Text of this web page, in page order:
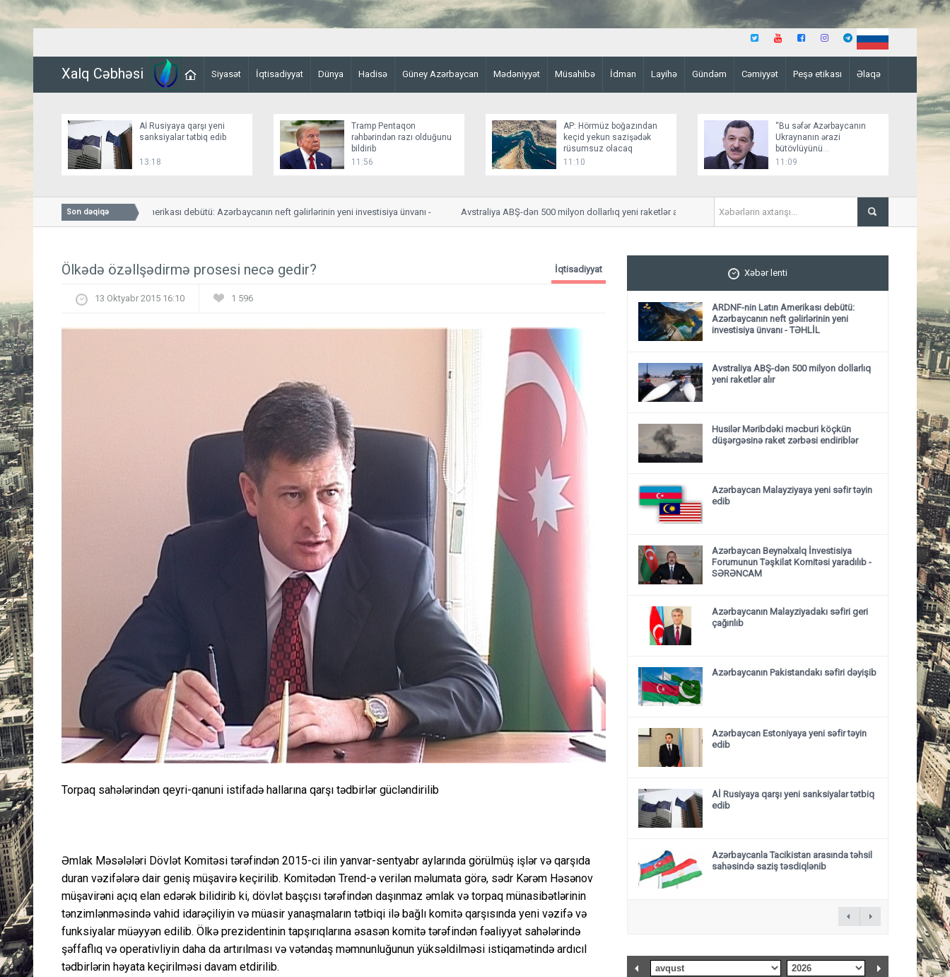
Xalq Cəbhəsi Siyasət İqtisadiyyat Dünya Hadisə Güney Azərbaycan Mədəniyyət Müsahibə İdman Layihə Gündəm Cəmiyyət Peşə etikası Əlaqə
Aİ Rusiyaya qarşı yeni
sanksiyalar tətbiq edib
13:18
Tramp Pentaqon
rəhbərindən razı olduğunu
bildirib
11:56
AP: Hörmüz boğazından
keçid yekun sazişədək
rüsumsuz olacaq
11:10
“Bu səfər Azərbaycanın
Ukraynanın ərazi
bütövlüyünü
dəstəkləməsinə növbəti
11:09
Son dəqiqə
ARDNF-nin Latın Amerikası debütü: Azərbaycanın neft gəlirlərinin yeni investisiya ünvanı -
TƏHLİL
Avstraliya ABŞ-dən 500 milyon dollarlıq yeni raketlər alır Husilər Məribdəki məcburi
Ölkədə özəllşədirmə prosesi necə gedir? İqtisadiyyat
13 Oktyabr 2015 16:10 1 596
Torpaq sahələrindən qeyri-qanuni istifadə hallarına qarşı tədbirlər gücləndirilib
Əmlak Məsələləri Dövlət Komitəsi tərəfindən 2015-ci ilin yanvar-sentyabr aylarında görülmüş işlər və qarşıda
duran vəzifələrə dair geniş müşavirə keçirilib. Komitədən Trend-ə verilən məlumata görə, sədr Kərəm Həsənov
müşavirəni açıq elan edərək bilidirib ki, dövlət başçısı tərəfindən daşınmaz əmlak və torpaq münasibətlərinin
tənzimlənməsində vahid idarəçiliyin və müasir yanaşmaların tətbiqi ilə bağlı komitə qarşısında yeni vəzifə və
funksiyalar müəyyən edilib. Ölkə prezidentinin tapşırıqlarına əsasən komitə tərəfindən fəaliyyət sahələrində
şəffaflıq və operativliyin daha da artırılması və vətəndaş məmnunluğunun yüksəldilməsi istiqamətində ardıcıl
tədbirlərin həyata keçirilməsi davam etdirilib.
Xəbər lenti
ARDNF-nin Latın Amerikası debütü:
Azərbaycanın neft gəlirlərinin yeni
investisiya ünvanı - TƏHLİL
Avstraliya ABŞ-dən 500 milyon dollarlıq
yeni raketlər alır
Husilər Məribdəki məcburi köçkün
düşərgəsinə raket zərbəsi endiriblər
Azərbaycan Malayziyaya yeni səfir təyin
edib
Azərbaycan Beynəlxalq İnvestisiya
Forumunun Təşkilat Komitəsi yaradılıb -
SƏRƏNCAM
Azərbaycanın Malayziyadakı səfiri geri
çağırılıb
Azərbaycanın Pakistandakı səfiri dəyişib
Azərbaycan Estoniyaya yeni səfir təyin
edib
Aİ Rusiyaya qarşı yeni sanksiyalar tətbiq
edib
Azərbaycanla Tacikistan arasında təhsil
sahəsində saziş təsdiqlənib